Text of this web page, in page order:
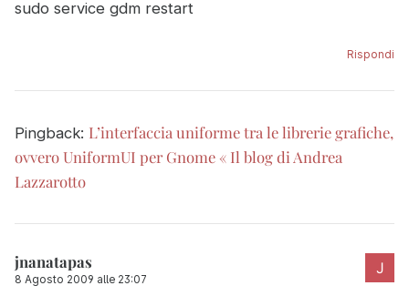
sudo service gdm restart
Rispondi
Pingback: L’interfaccia uniforme tra le librerie grafiche,
ovvero UniformUI per Gnome « Il blog di Andrea
Lazzarotto
jnanatapas
8 Agosto 2009 alle 23:07